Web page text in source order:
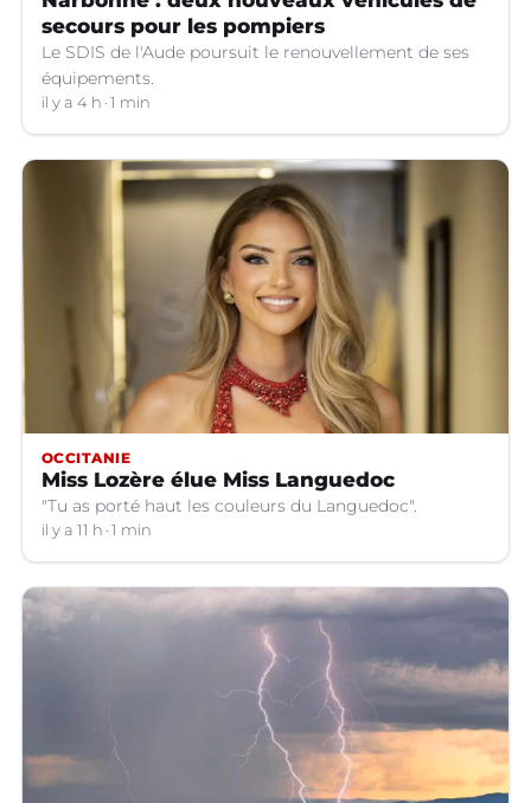
secours pour les pompiers
Le SDIS de l'Aude poursuit le renouvellement de ses
équipements.
il y a 4 h 1 min
OCCITANIE
Miss Lozère élue Miss Languedoc
"Tu as porté haut les couleurs du Languedoc".
il y a 11 h 1 min